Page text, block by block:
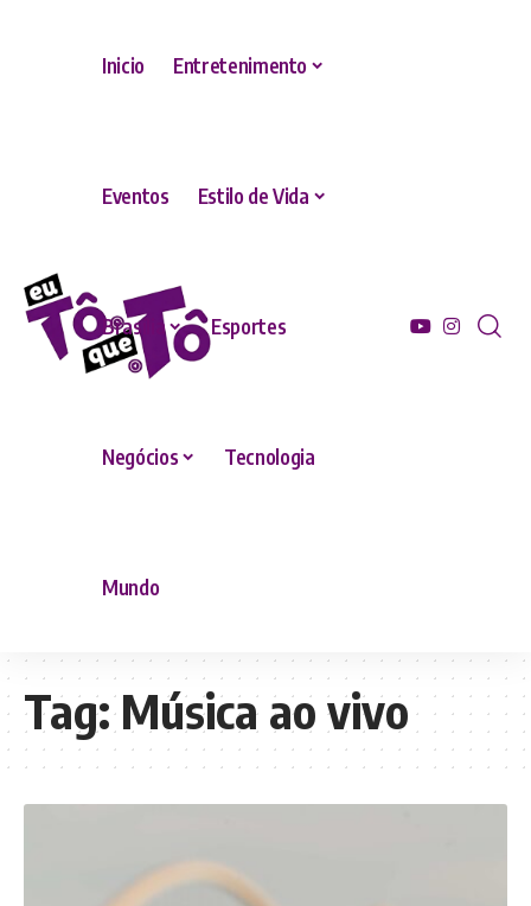
Inicio Entretenimento
Eventos Estilo de Vida
Brasília Esportes
Negócios Tecnologia
Mundo
Tag:Música ao vivo